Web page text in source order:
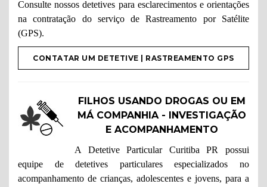
Consulte nossos detetives para esclarecimentos e orientações
na contratação do serviço de Rastreamento por Satélite
(GPS).
CONTATAR UM DETETIVE | RASTREAMENTO GPS
FILHOS USANDO DROGAS OU EM
MÁ COMPANHIA - INVESTIGAÇÃO
E ACOMPANHAMENTO
A Detetive Particular Curitiba PR possui
equipe de detetives particulares especializados no
acompanhamento de crianças, adolescentes e jovens, para a